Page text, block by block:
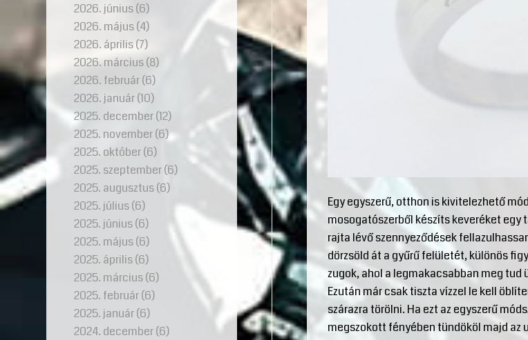
Egy egyszerű, otthon is kivitelezhető
mosogatószerből készíts keveréket egy
rajta lévő szennyeződések
dörzsöld át a gyűrű felületét, különös
zugok, ahol a legmakacsabban meg tud
Ezután már csak tiszta vízzel le kell
szárazra törölni. Ha ezt az egyszerű
megszokott fényében tündököl majd az
2026. június(6)
2026. május(4)
2026. április(7)
2026. március(8)
2026. február(6)
2026. január(10)
2025. december(12)
2025. november(6)
2025. október(6)
2025. szeptember(6)
2025. augusztus(6)
2025. július(6)
2025. június(6)
2025. május(6)
2025. április(6)
2025. március(6)
2025. február(6)
2025. január(6)
2024. december(6)